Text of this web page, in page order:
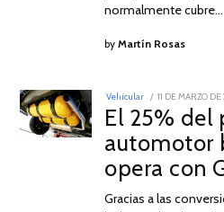
normalmente cubre…
byMartín Rosas
Vehicular
POSTED
ON
11 DE MARZO DE
El 25% del
automotor
opera con
Gracias a las